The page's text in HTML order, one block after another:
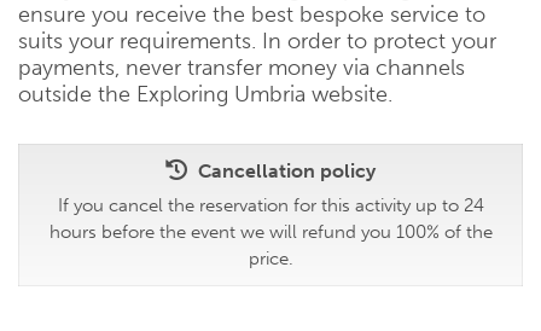
ensure you receive the best bespoke service to
suits your requirements. In order to protect your
payments, never transfer money via channels
outside the Exploring Umbria website.
Cancellation policy
If you cancel the reservation for this activity up to 24
hours before the event we will refund you 100% of the
price.